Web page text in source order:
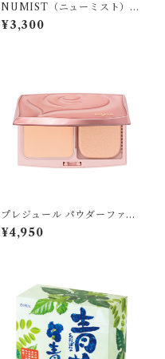
NUMIST（ニューミスト）
〈保湿ミスト化粧水〉
¥3,300
プレジュール パウダーファン
デーション [レフィル]
¥4,950